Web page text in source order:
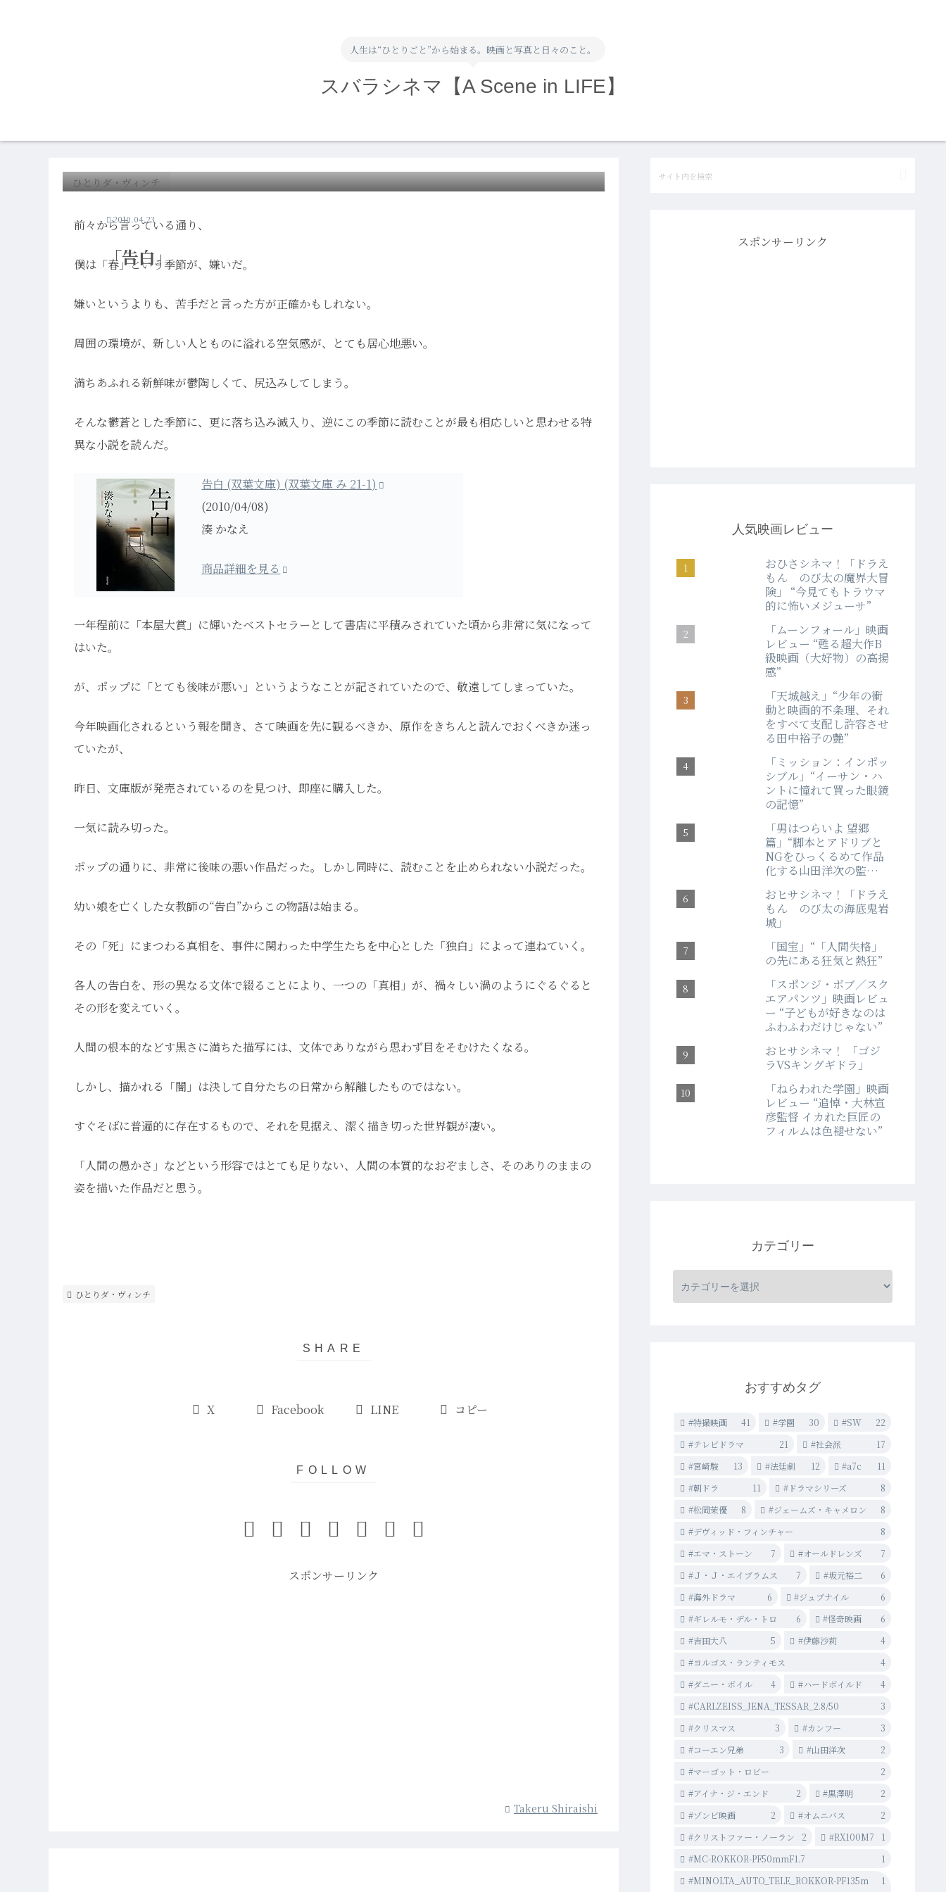
人生は“ひとりごと”から始まる。映画と写真と日々のこと。
スバラシネマ【A Scene in LIFE】
「告白」
ひとりダ・ヴィンチ
2010.04.23
前々から言っている通り、
僕は「春」という季節が、嫌いだ。
嫌いというよりも、苦手だと言った方が正確かもしれない。
周囲の環境が、新しい人とものに溢れる空気感が、とても居心地悪い。
満ちあふれる新鮮味が鬱陶しくて、尻込みしてしまう。
そんな鬱蒼とした季節に、更に落ち込み滅入り、逆にこの季節に読むことが最も相応しいと思わせる特
異な小説を読んだ。
告白 (双葉文庫) (双葉文庫 み 21-1)
(2010/04/08)
湊 かなえ
商品詳細を見る
一年程前に「本屋大賞」に輝いたベストセラーとして書店に平積みされていた頃から非常に気になって
はいた。
が、ポップに「とても後味が悪い」というようなことが記されていたので、敬遠してしまっていた。
今年映画化されるという報を聞き、さて映画を先に観るべきか、原作をきちんと読んでおくべきか迷っ
ていたが、
昨日、文庫版が発売されているのを見つけ、即座に購入した。
一気に読み切った。
ポップの通りに、非常に後味の悪い作品だった。しかし同時に、読むことを止められない小説だった。
幼い娘を亡くした女教師の“告白”からこの物語は始まる。
その「死」にまつわる真相を、事件に関わった中学生たちを中心とした「独白」によって連ねていく。
各人の告白を、形の異なる文体で綴ることにより、一つの「真相」が、禍々しい渦のようにぐるぐると
その形を変えていく。
人間の根本的などす黒さに満ちた描写には、文体でありながら思わず目をそむけたくなる。
しかし、描かれる「闇」は決して自分たちの日常から解離したものではない。
すぐそばに普遍的に存在するもので、それを見据え、潔く描き切った世界観が凄い。
「人間の愚かさ」などという形容ではとても足りない、人間の本質的なおぞましさ、そのありのままの
姿を描いた作品だと思う。
ひとりダ・ヴィンチ
X Facebook LINE コピー
スポンサーリンク
Takeru Shiraishi
スポンサーリンク
人気映画レビュー
おひさシネマ！「ドラえ
もん のび太の魔界大冒
険」 “今見てもトラウマ
的に怖いメジューサ”
「ムーンフォール」映画
レビュー “甦る超大作B
級映画（大好物）の高揚
感”
「天城越え」“少年の衝
動と映画的不条理、それ
をすべて支配し許容させ
る田中裕子の艶”
「ミッション：インポッ
シブル」“イーサン・ハ
ントに憧れて買った眼鏡
の記憶”
「男はつらいよ 望郷
篇」“脚本とアドリブと
NGをひっくるめて作品
化する山田洋次の監督
おヒサシネマ！「ドラえ
もん のび太の海底鬼岩
城」
「国宝」“「人間失格」
の先にある狂気と熱狂”
「スポンジ・ボブ／スク
エアパンツ」映画レビュ
ー “子どもが好きなのは
ふわふわだけじゃない”
おヒサシネマ！ 「ゴジ
ラVSキングギドラ」
「ねらわれた学園」映画
レビュー “追悼・大林宣
彦監督 イカれた巨匠の
フィルムは色褪せない”
カテゴリー
おすすめタグ
#特撮映画 41 #学園 30 #SW
22
#テレビドラマ
21 #社会派
17
#宮崎駿
13 #法廷劇 12 #a7c
11
#朝ドラ
11 #ドラマシリーズ
8
#松岡茉優
8 #ジェームズ・キャメロン
8
#デヴィッド・フィンチャー
8
#エマ・ストーン
7 #オールドレンズ
7
#Ｊ・Ｊ・エイブラムス
7 #坂元裕二
6
#海外ドラマ
6 #ジュブナイル
6
#ギレルモ・デル・トロ
6 #怪奇映画
6
#吉田大八
5 #伊藤沙莉
4
#ヨルゴス・ランティモス
4
#ダニー・ボイル
4 #ハードボイルド
4
#CARLZEISS_JENA_TESSAR_2.8/50
3
#クリスマス
3 #カンフー
3
#コーエン兄弟
3 #山田洋次
2
#マーゴット・ロビー
2
#アイナ・ジ・エンド
2 #黒澤明
2
#ゾンビ映画
2 #オムニバス
2
#クリストファー・ノーラン
2 #RX100M7
1
#MC-ROKKOR-PF50mmF1.7
1
#MINOLTA_AUTO_TELE_ROKKOR-PF135m
1